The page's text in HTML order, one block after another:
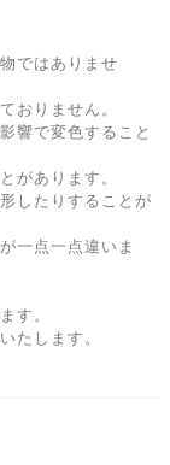
ではありませ
おりません。
響で変色すること
があります。
したりすることが
一点一点違いま
す。
たします。